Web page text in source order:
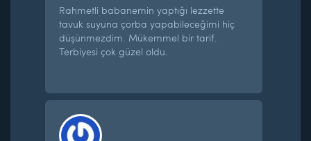
Rahmetli babanemin yaptığı lezzette
tavuk suyuna çorba yapabileceğimi hiç
düşünmezdim. Mükemmel bir tarif.
Terbiyesi çok güzel oldu.